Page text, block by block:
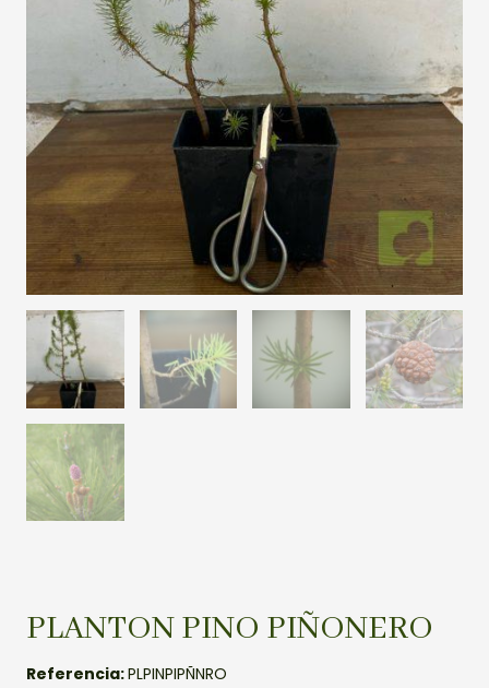
PLANTON PINO PIÑONERO
Referencia:PLPINPIPÑNRO